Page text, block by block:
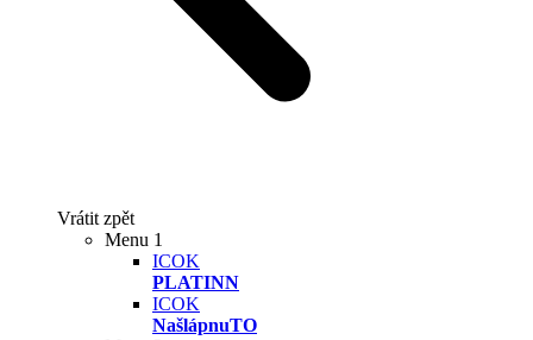
Vrátit zpět
Menu 1
ICOK
PLATINN
ICOK
NašlápnuTO